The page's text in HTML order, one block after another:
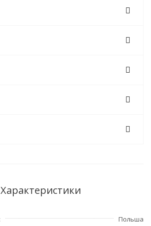
Характеристики
Польша